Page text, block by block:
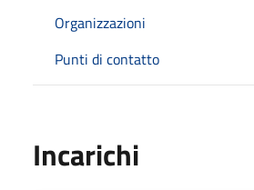
Organizzazioni
Punti di contatto
Incarichi